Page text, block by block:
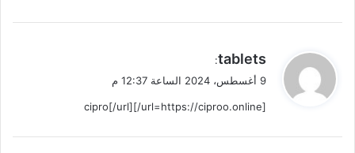
ي
ق
ل
tablets
:
9 أغسطس، 2024 الساعة 12:37 م
[url=https://ciproo.online/]cipro[/url]